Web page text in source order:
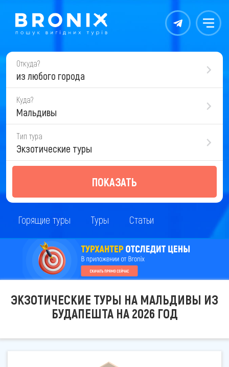
Контакты Меню
Откуда?
из любого города
Куда?
Мальдивы
Тип тура
Экзотические туры
ПОКАЗАТЬ
Горящие туры Туры Статьи
ЭКЗОТИЧЕСКИЕ ТУРЫ НА МАЛЬДИВЫ ИЗ
БУДАПЕШТА НА 2026 ГОД